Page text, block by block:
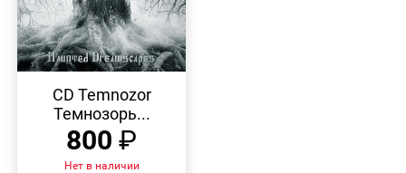
ПРОСМОТР
CD Temnozor
Темнозорь...
800 ₽
Нет в наличии